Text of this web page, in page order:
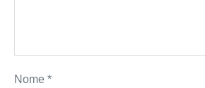
Nome *